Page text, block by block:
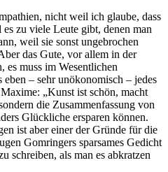
nicht weil ich glaube, dass
zu viele Leute gibt, denen man
weil sie sonst ungebrochen
das Gute, vor allem in der
es muss im Wesentlichen
– sehr unökonomisch – jedes
„Kunst ist schön, macht
die Zusammenfassung von
Glückliche ersparen können.
ist aber einer der Gründe für die
Gomringers sparsames Gedicht
schreiben, als man es abkratzen